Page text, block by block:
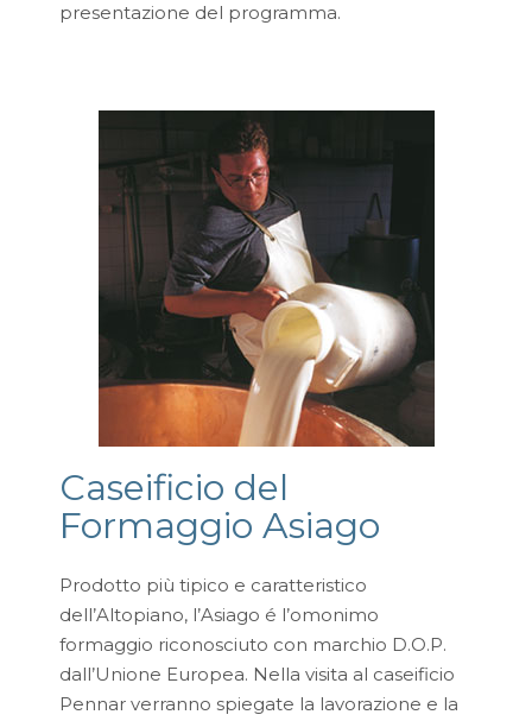
presentazione del programma.
Caseificio del
Formaggio Asiago
Prodotto più tipico e caratteristico
dell’Altopiano, l’Asiago é l’omonimo
formaggio riconosciuto con marchio D.O.P.
dall’Unione Europea. Nella visita al caseificio
Pennar verranno spiegate la lavorazione e la